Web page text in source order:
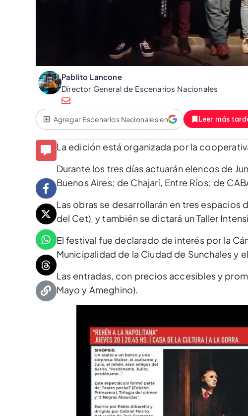
Pablito Lancone
Director General de Escenarios Nacionales
Agregar Escenarios Nacionales en Leer más
La edición está organizada por la
Durante los tres días actuarán elencos de
Buenos Aires; de Chajarí, Entre Ríos; de
Las obras se desarrollarán en tres espacios
del Cet), y también se dictará un Taller
El festival fue declarado de interés por la
Municipalidad de la Ciudad de Sunchales y
Las entradas, con precios accesibles y
Mayo y Ameghino).